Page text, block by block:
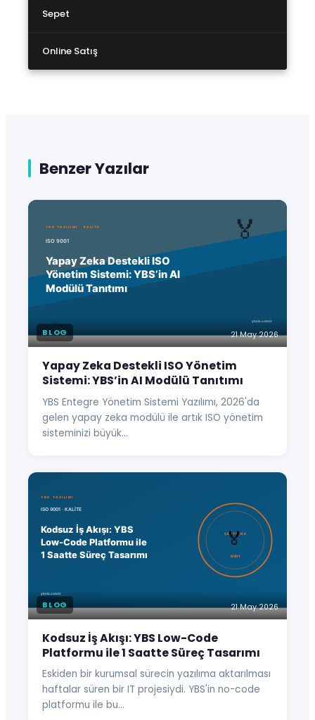
Sepet
Online Satış
Benzer Yazılar
BLOG 21 May 2026
Yapay Zeka Destekli ISO Yönetim
Sistemi: YBS’in AI Modülü Tanıtımı
YBS Entegre Yönetim Sistemi Yazılımı, 2026'da
gelen yapay zeka modülü ile artık ISO yönetim
sisteminizi büyük…
BLOG 21 May 2026
Kodsuz İş Akışı: YBS Low-Code
Platformu ile 1 Saatte Süreç Tasarımı
Eskiden bir kurumsal sürecin yazılıma aktarılması
haftalar süren bir IT projesiydi. YBS'in no-code
platformu ile bu…